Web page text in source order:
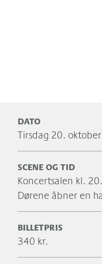
DATO
tirsdag 20.
SCENE OG TID
Koncertsalen kl.
Dørene åbner en
BILLETPRIS
340 kr.